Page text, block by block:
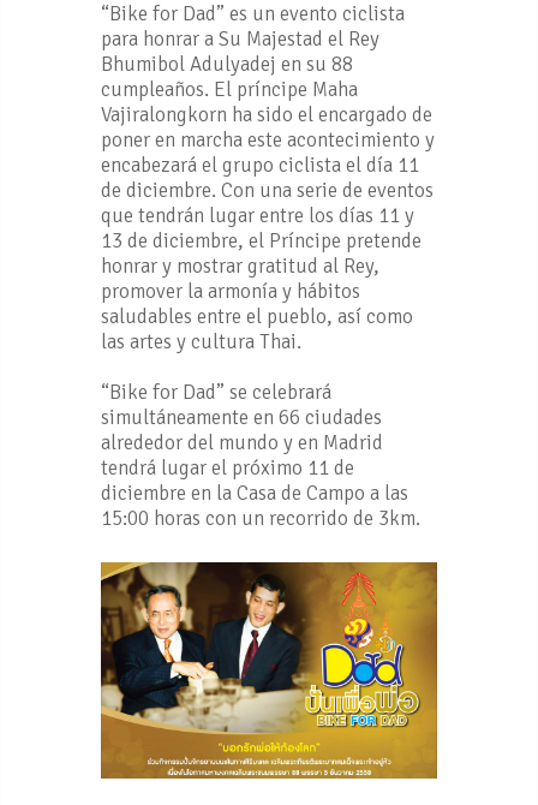
“Bike for Dad” es un evento ciclista
para honrar a Su Majestad el Rey
Bhumibol Adulyadej en su 88
cumpleaños. El príncipe Maha
Vajiralongkorn ha sido el encargado de
poner en marcha este acontecimiento y
encabezará el grupo ciclista el día 11
de diciembre. Con una serie de eventos
que tendrán lugar entre los días 11 y
13 de diciembre, el Príncipe pretende
honrar y mostrar gratitud al Rey,
promover la armonía y hábitos
saludables entre el pueblo, así como
las artes y cultura Thai.
“Bike for Dad” se celebrará
simultáneamente en 66 ciudades
alrededor del mundo y en Madrid
tendrá lugar el próximo 11 de
diciembre en la Casa de Campo a las
15:00 horas con un recorrido de 3km.